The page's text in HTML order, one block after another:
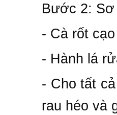
Bước 2: Sơ
- Cà rốt
- Hành lá
- Cho tất
rau héo và